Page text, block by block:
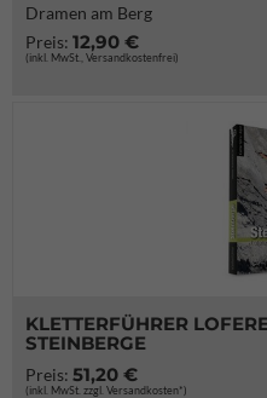
Dramen am Berg
Preis: 12,90 €
(inkl. MwSt., Versandkostenfrei)
KLETTERFÜHRER
STEINBERGE
Preis: 51,20 €
(inkl. MwSt. zzgl. Versandkosten*)